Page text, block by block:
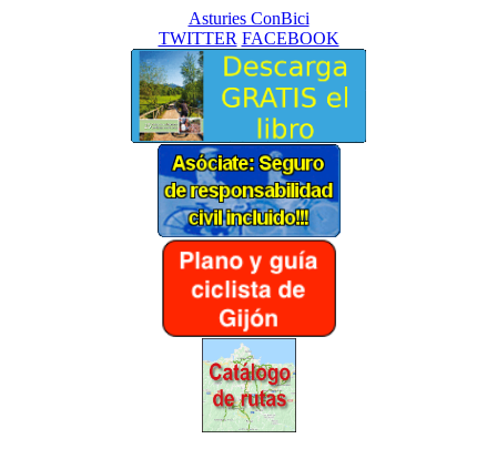
Asturies ConBici
TWITTER FACEBOOK